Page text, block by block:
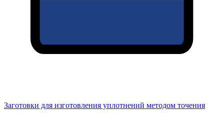
Заготовки для изготовления уплотнений методом точения